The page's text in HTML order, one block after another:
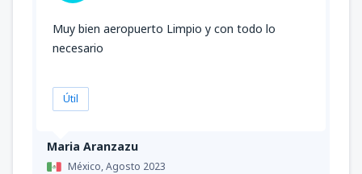
Maria Aranzazu
México,Agosto 2023
Muy bien aeropuerto Limpio y con todo lo
necesario
Útil